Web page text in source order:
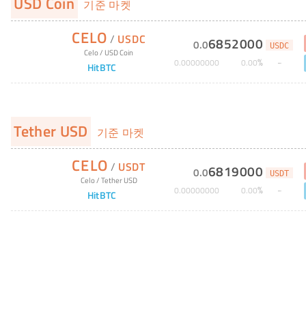
기준 마켓
CELO / USDC
Celo/ USD Coin
HitBTC
0.06852000 USDC
0.00000000 0.00%
Tether USD 기준 마켓
CELO / USDT
Celo/Tether USD
HitBTC
0.06819000 USDT
0.00000000 0.00%